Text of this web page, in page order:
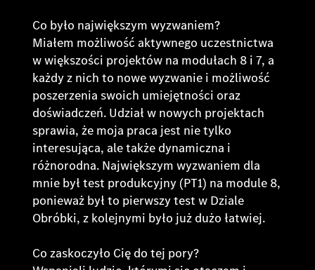
Co było największym wyzwaniem?
Miałem możliwość aktywnego uczestnictwa
w większości projektów na modułach 8 i 7, a
każdy z nich to nowe wyzwanie i możliwość
poszerzenia swoich umiejętności oraz
doświadczeń. Udział w nowych projektach
sprawia, że moja praca jest nie tylko
interesująca, ale także dynamiczna i
różnorodna. Największym wyzwaniem dla
mnie był test produkcyjny (PT1) na module 8,
ponieważ był to pierwszy test w Dziale
Obróbki, z kolejnymi było już dużo łatwiej.
Co zaskoczyło Cię do tej pory?